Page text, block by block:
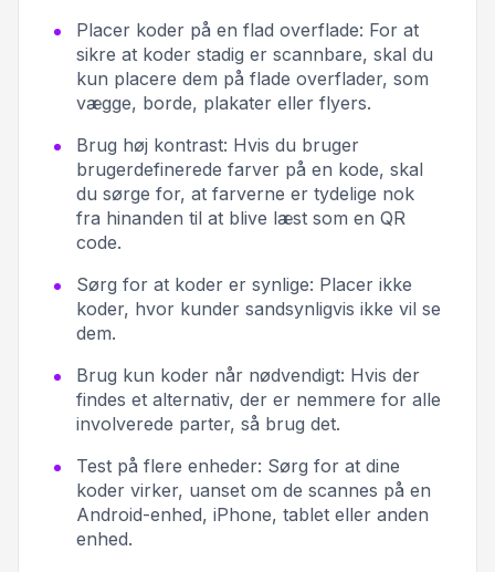
Placer koder på en flad overflade: For at
sikre at koder stadig er scannbare, skal du
kun placere dem på flade overflader, som
vægge, borde, plakater eller flyers.
Brug høj kontrast: Hvis du bruger
brugerdefinerede farver på en kode, skal
du sørge for, at farverne er tydelige nok
fra hinanden til at blive læst som en QR
code.
Sørg for at koder er synlige: Placer ikke
koder, hvor kunder sandsynligvis ikke vil se
dem.
Brug kun koder når nødvendigt: Hvis der
findes et alternativ, der er nemmere for alle
involverede parter, så brug det.
Test på flere enheder: Sørg for at dine
koder virker, uanset om de scannes på en
Android-enhed, iPhone, tablet eller anden
enhed.